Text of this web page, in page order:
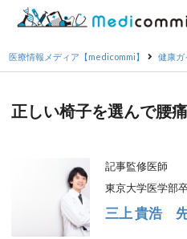
医療情報メディア【medicommi】 健康ガ
正しい椅子を選んで腰
記事監修医師
東京大学医学部
三上 貴浩